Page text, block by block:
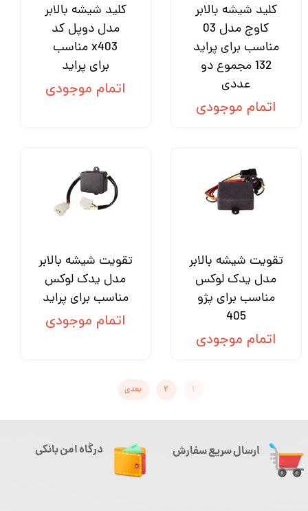
کلید شیشه بالابر
کاوج مدل 03
مناسب برای پراید
132 مجموع دو
عددی
اتمام موجودی
کلید شیشه بالابر
مدل دوپل کد
x403 مناسب
برای پراید
اتمام موجودی
تقویت شیشه بالابر
مدل یدک لوکس
مناسب برای پژو
405
اتمام موجودی
تقویت شیشه بالابر
مدل یدک لوکس
مناسب برای پراید
اتمام موجودی
۱ ۲ بعدی
ارسال سریع سفارش درگاه امن بانکی